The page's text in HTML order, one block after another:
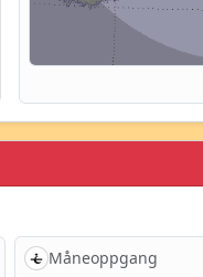
Måneoppgang